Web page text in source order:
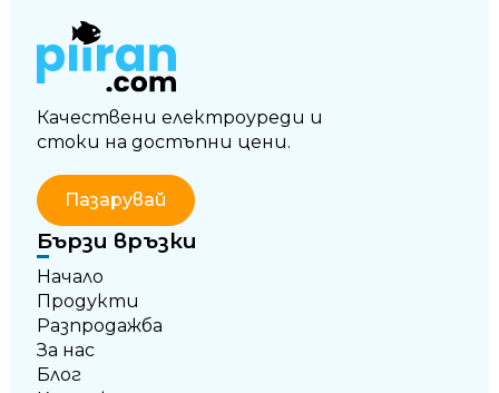
Качествени електроуреди и
стоки на достъпни цени.
Пазарувай
Бързи връзки
Начало
Продукти
Разпродажба
За нас
Блог